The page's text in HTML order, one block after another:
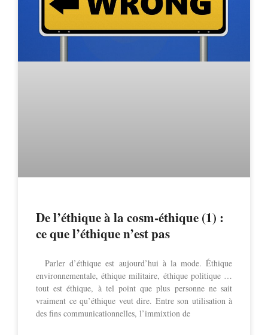
De l’éthique à la cosm-éthique (1) :
ce que l’éthique n’est pas
Parler d’éthique est aujourd’hui à la mode. Éthique
environnementale, éthique militaire, éthique politique …
tout est éthique, à tel point que plus personne ne sait
vraiment ce qu’éthique veut dire. Entre son utilisation à
des fins communicationnelles, l’immixtion de